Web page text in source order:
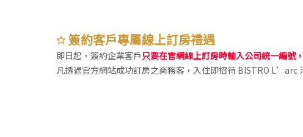
簽約客戶專屬線上訂房禮遇
即日起，簽約企業客戶只要在官網線上訂房時輸入公司統一編號
凡透過官方網站成功訂房之商務客，入住即招待 BISTRO L’arc